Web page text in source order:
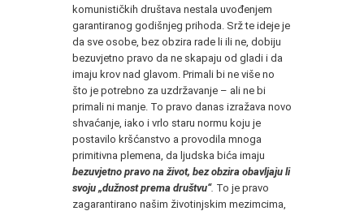
komunističkih društava nestala uvođenjem
garantiranog godišnjeg prihoda. Srž te ideje je
da sve osobe, bez obzira rade li ili ne, dobiju
bezuvjetno pravo da ne skapaju od gladi i da
imaju krov nad glavom. Primali bi ne više no
što je potrebno za uzdržavanje – ali ne bi
primali ni manje. To pravo danas izražava novo
shvaćanje, iako i vrlo staru normu koju je
postavilo kršćanstvo a provodila mnoga
primitivna plemena, da ljudska bića imaju
bezuvjetno pravo na život, bez obzira obavljaju li
svoju „dužnost prema društvu“. To je pravo
zagarantirano našim životinjskim mezimcima,